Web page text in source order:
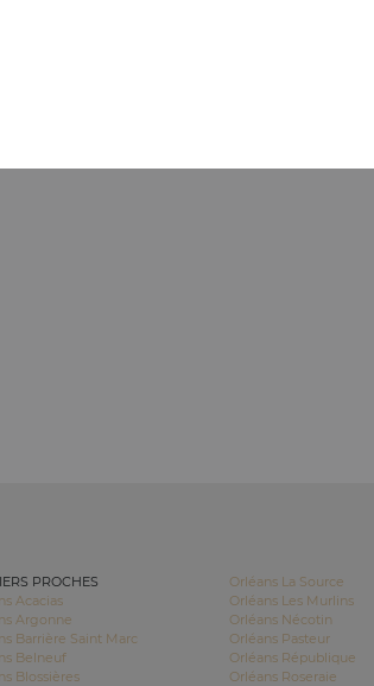
PROCHES
Acacias
Argonne
Barrière Saint Marc
Belneuf
Blossières
Orléans La Source
Orléans Les Murlins
Orléans Nécotin
Orléans Pasteur
Orléans République
Orléans Roseraie